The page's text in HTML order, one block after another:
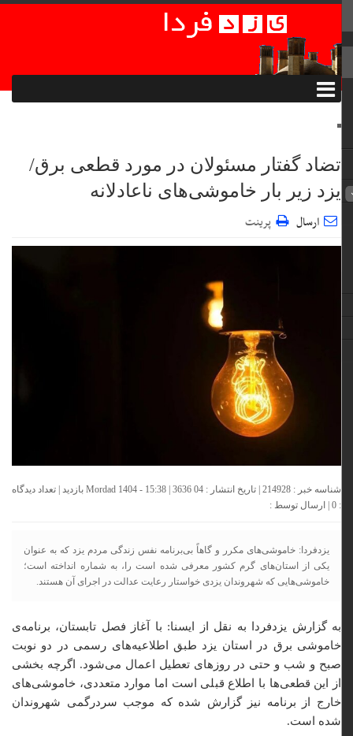
تضاد گفتار مسئولان در مورد قطعی برق/
یزد زیر بار خاموشی‌های ناعادلانه
ارسال پرینت
شناسه خبر : 214928 | تاریخ انتشار : 04 Mordad 1404 - 15:38 | 3636 بازدید | تعداد دیدگاه
| ارسال توسط :
یزدفردا: خاموشی‌های مکرر و گاهاً بی‌برنامه نفس زندگی مردم یزد که به عنوان
یکی از استان‌های گرم کشور معرفی شده است را، به شماره انداخته است؛
خاموشی‌هایی که شهروندان یزدی خواستار رعایت عدالت در اجرای آن هستند.
به گزارش یزدفردا به نقل از ایسنا: با آغاز فصل تابستان، برنامه‌ی
خاموشی برق در استان یزد طبق اطلاعیه‌های رسمی در دو نوبت
صبح و شب و حتی در روزهای تعطیل اعمال می‌شود. اگرچه بخشی
از این قطعی‌ها با اطلاع قبلی است اما موارد متعددی، خاموشی‌های
خارج از برنامه نیز گزارش شده که موجب سردرگمی شهروندان
شده است.